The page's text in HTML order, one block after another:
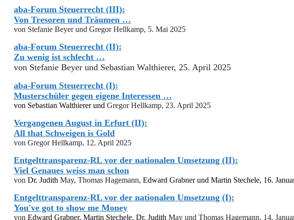
aba-Forum Steuerrecht (III):
Von Tresoren und Träumen …
von Stefanie Beyer und Gregor Hellkamp, 5. Mai 2025
aba-Forum Steuerrecht (II):
Zu wenig ist schlecht …
von Stefanie Beyer und Sebastian Walthierer, 25. April 2025
aba-Forum Steuerrecht (I):
Musterschüler gegen eigene Interessen …
von Sebastian Walthiererund Gregor Hellkamp, 23. April 2025
Vergangenen August in Erfurt (II):
All that Schweigen is Gold
von Gregor Hellkamp, 12. April 2025
Entgelttransparenz-RL vor der nationalen Umsetzung (II):
Viel Genaues weiss man schon
von Dr. Judith May, Thomas Hagemann, Edward Grabner und Martin Stechele, 16.
Entgelttransparenz-RL vor der nationalen Umsetzung (I):
You've got to show me Money
von Edward Grabner, Martin Stechele, Dr. Judith May und Thomas Hagemann, 14.